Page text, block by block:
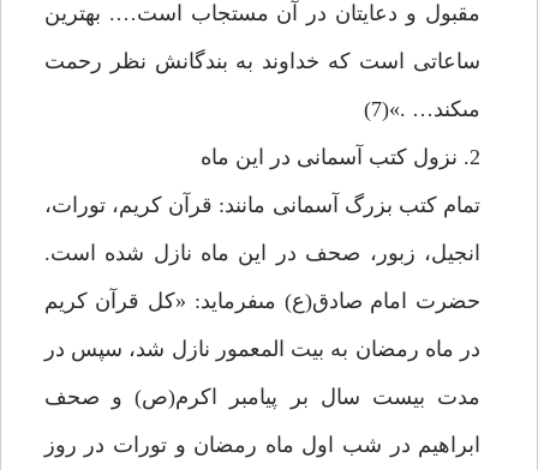
مقبول و دعايتان در آن مستجاب است…. بهترين
ساعاتى است كه خداوند به بندگانش نظر رحمت
مى‏كند… .»(7)
2. نزول كتب آسمانى در اين ماه‏
تمام كتب بزرگ آسمانى مانند: قرآن كريم، تورات،
انجيل، زبور، صحف در اين ماه نازل شده است.
حضرت امام صادق(ع) مى‏فرمايد: «كل قرآن كريم
در ماه رمضان به بيت المعمور نازل شد، سپس در
مدت بيست سال بر پيامبر اكرم(ص) و صحف
ابراهيم در شب اول ماه رمضان و تورات در روز